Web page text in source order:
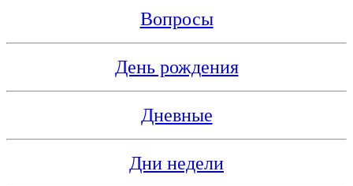
Вопросы
День рождения
Дневные
Дни недели